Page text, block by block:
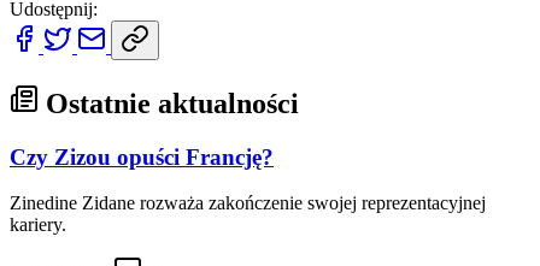
Udostępnij:
Ostatnie aktualności
Czy Zizou opuści Francję?
Zinedine Zidane rozważa zakończenie swojej reprezentacyjnej
kariery.